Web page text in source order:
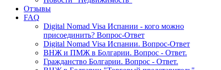
Отзывы
FAQ
Digital Nomad Visa Испании - кого можно
присоединить? Вопрос-Ответ
Digital Nomad Visa Испании. Вопрос-Ответ
ВНЖ и ПМЖ в Болгарии. Вопрос - Ответ.
Гражданство Болгарии. Вопрос - Ответ.